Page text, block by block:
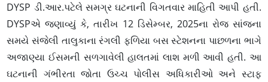
DYSP ડી.આર.પટેલે સમગ્ર ઘટનાની વિગતવાર માહિતી આપી હતી.
DYSPએ જણાવ્યું કે, તારીખ 12 ડિસેમ્બર, 2025ના રોજ સાંજના
સમયે સંજેલી તાલુકાના રંગલી ફળિયા બસ સ્ટેશનના પાછળના ભાગે
અજાણ્યા ઈસમની સળગાવેલી હાલતમાં લાશ મળી આવી હતી. આ
ઘટનાની ગંભીરતા જોતા ઉચ્ચ પોલીસ અધિકારીઓ અને સ્ટાફ